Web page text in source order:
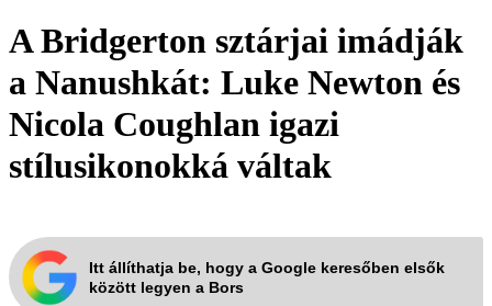
A Bridgerton sztárjai imádják
a Nanushkát: Luke Newton és
Nicola Coughlan igazi
stílusikonokká váltak
Itt állíthatja be, hogy a Google keresőben elsők
között legyen a Bors